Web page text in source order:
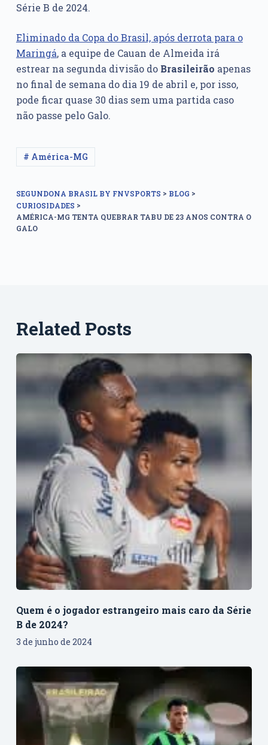
Série B de 2024.
Eliminado da Copa do Brasil, após derrota para o
Maringá, a equipe de Cauan de Almeida irá
estrear na segunda divisão do Brasileirão apenas
no final de semana do dia 19 de abril e, por isso,
pode ficar quase 30 dias sem uma partida caso
não passe pelo Galo.
# América-MG
SEGUNDONA BRASIL BY FNVSPORTS > BLOG >
CURIOSIDADES >
AMÉRICA-MG TENTA QUEBRAR TABU DE 23 ANOS CONTRA O
GALO
Related Posts
Quem é o jogador estrangeiro mais caro da Série
B de 2024?
3 de junho de 2024